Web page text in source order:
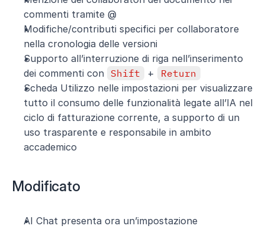
commenti tramite @
Modifiche/contributi specifici per collaboratore
nella cronologia delle versioni
Supporto all’interruzione di riga nell’inserimento
dei commenti con
Shift +
Return
Scheda Utilizzo nelle impostazioni per visualizzare
tutto il consumo delle funzionalità legate all’IA nel
ciclo di fatturazione corrente, a supporto di un
uso trasparente e responsabile in ambito
accademico
Modificato
AI Chat presenta ora un’impostazione